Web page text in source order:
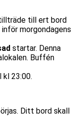
till ert bord
morgondagens
startar. Denna
Buffén
23:00.
Ditt bord skall